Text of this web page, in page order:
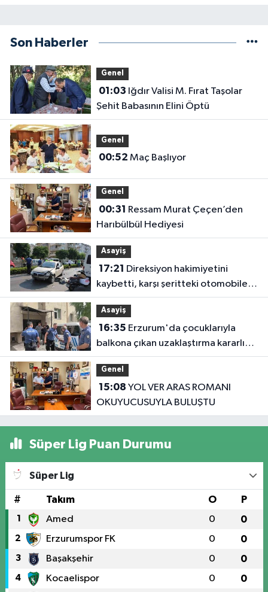
Son Haberler
Genel
01:03
Şehit Babasının Elini Öptü
Genel
00:52 Maç Başlıyor
Genel
00:31
Harıbülbül Hediyesi
Asayiş
17:21
kaybetti, karşı şeritteki otomobile
çarptı
Asayiş
16:35
balkona çıkan uzaklaştırma kararlı
koca ikna edildi
Genel
15:08
OKUYUCUSUYLA BULUŞTU
Süper Lig Puan Durumu
Süper Lig
# Takım O P
1 Amed 0 0
2 Erzurumspor FK 0 0
3 Başakşehir 0 0
4 Kocaelispor 0 0